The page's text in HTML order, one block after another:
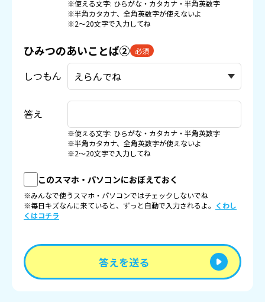
※使える文字: ひらがな・カタカナ・半角英数字
※半角カタカナ、全角英数字が使えないよ
※2〜20文字で入力してね
ひみつのあいことば② 必須
しつもん
答え
※使える文字: ひらがな・カタカナ・半角英数字
※半角カタカナ、全角英数字が使えないよ
※2〜20文字で入力してね
このスマホ・パソコンにおぼえておく
※みんなで使うスマホ・パソコンではチェックしないでね
※毎日キズなんに来ていると、ずっと自動で入力されるよ。 くわし
くはコチラ
答えを送る